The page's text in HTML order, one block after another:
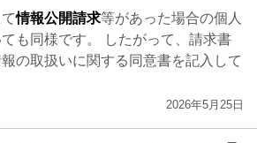
情報公開請求等があった場合の個人
も同様です。 したがって、請求書
の取扱いに関する同意書を記入して
2026年5月25日